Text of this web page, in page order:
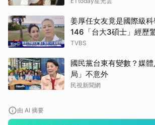
姜厚任女友竟是國際級
146「台大3碩士」經歷
TVBS
國民黨台東有變數？媒
局」不意外
民視新聞網
由 AI 摘要